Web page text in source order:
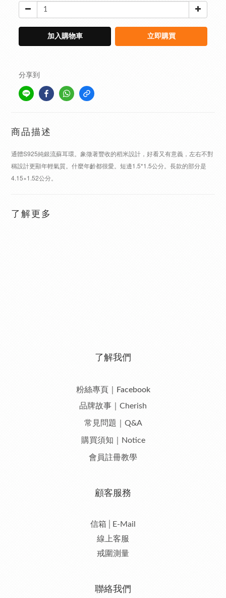
加入購物車 立即購買
分享到
商品描述
通體S925純銀流蘇耳環。象徵著豐收的稻米設計，好看又有意義，左右不對
稱設計更顯年輕氣質。什麼年齡都很愛。短邊1.5*1.5公分。長款的部分是
4.15×1.52公分。
了解更多
了解我們
粉絲專頁｜Facebook
品牌故事｜Cherish
常見問題｜Q&A
購買須知｜Notice
會員註冊教學
顧客服務
信箱│E-Mail
線上客服
戒圍測量
聯絡我們